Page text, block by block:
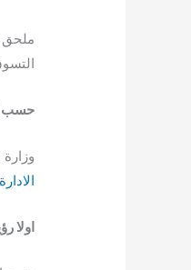
حسب المادة 1 من قانون رقم 61 لسنة
وزارة
اولا